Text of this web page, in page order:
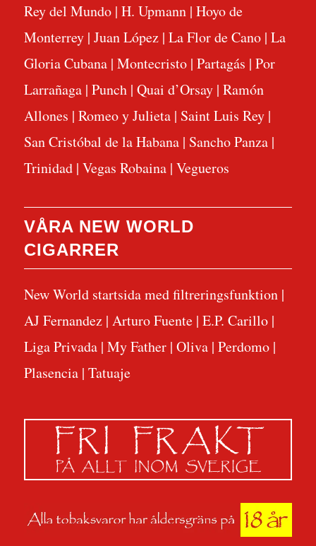
Rey del Mundo| H. Upmann| Hoyo de
Monterrey| Juan López| La Flor de Cano| La
Gloria Cubana| Montecristo| Partagás | Por
Larrañaga| Punch| Quai d’Orsay| Ramón
Allones | Romeo y Julieta| Saint Luis Rey|
San Cristóbal de la Habana| Sancho Panza|
Trinidad| Vegas Robaina| Vegueros
VÅRA NEW WORLD
CIGARRER
New World startsida med filtreringsfunktion|
AJ Fernandez| Arturo Fuente| E.P. Carillo|
Liga Privada| My Father| Oliva| Perdomo|
Plasencia| Tatuaje